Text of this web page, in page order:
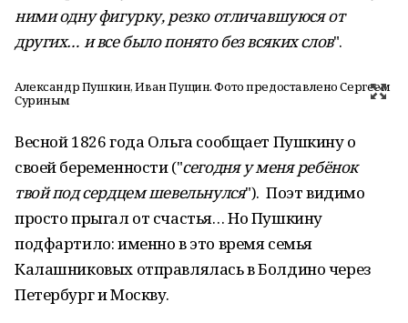
ними одну фигурку, резко отличавшуюся от
других… и все было понято без всяких слов".
Александр Пушкин, Иван Пущин. Фото предоставлено Сергеем
Суриным
Весной 1826 года Ольга сообщает Пушкину о
своей беременности ("сегодня у меня ребёнок
твой под сердцем шевельнулся"). Поэт видимо
просто прыгал от счастья… Но Пушкину
подфартило: именно в это время семья
Калашниковых отправлялась в Болдино через
Петербург и Москву.